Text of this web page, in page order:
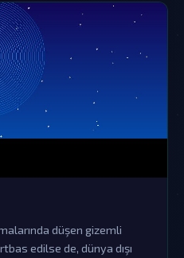
düşen gizemli
edilse de, dünya dışı